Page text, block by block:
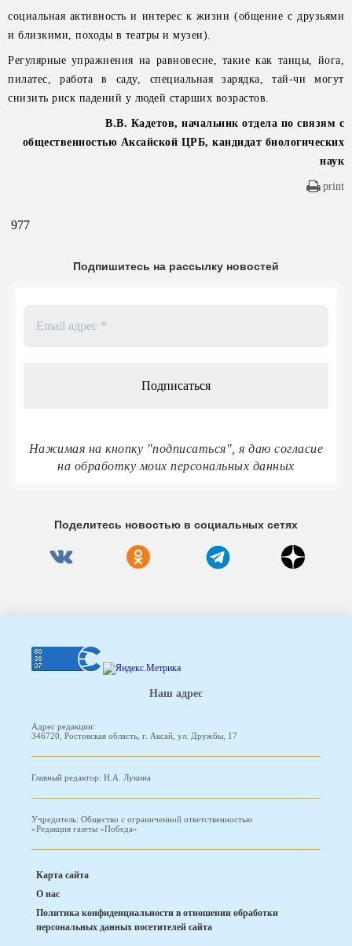
социальная активность и интерес к жизни (общение с друзьями
и близкими, походы в театры и музеи).
Регулярные упражнения на равновесие, такие как танцы, йога,
пилатес, работа в саду, специальная зарядка, тай-чи могут
снизить риск падений у людей старших возрастов.
В.В. Кадетов, начальник отдела по связям с
общественностью Аксайской ЦРБ, кандидат биологических
наук
print
977
Подпишитесь на рассылку новостей
Нажимая на кнопку "подписаться", я даю согласие
на обработку моих персональных данных
Поделитесь новостью в социальных сетях
Наш адрес
Адрес редакции:
346720, Ростовская область, г. Аксай, ул. Дружбы, 17
Главный редактор: Н.А. Лукина
Учредитель: Общество с ограниченной ответственностью
«Редакция газеты «Победа»
Карта сайта
О нас
Политика конфиденциальности в отношении обработки
персональных данных посетителей сайта